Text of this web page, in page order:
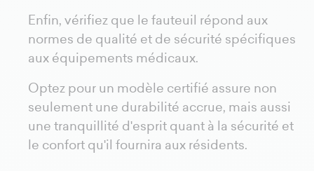
Enfin, vérifiez que le fauteuil répond aux
normes de qualité et de sécurité spécifiques
aux équipements médicaux.
Optez pour un modèle certifié assure non
seulement une durabilité accrue, mais aussi
une tranquillité d'esprit quant à la sécurité et
le confort qu'il fournira aux résidents.